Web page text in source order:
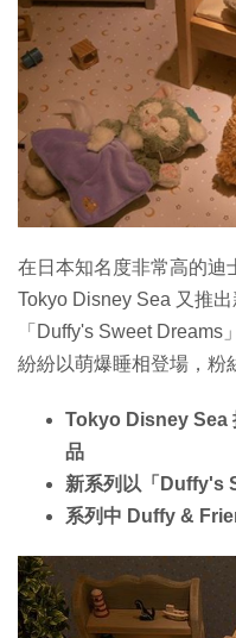
Enterprise Digital
特集
在日本知名度非常高的迪
Tokyo Disney Sea 又推
「Duffy's Sweet
紛紛以萌爆睡相登場，粉
Tokyo Disney Sea
品
新系列以「Duffy's
系列中 Duffy &